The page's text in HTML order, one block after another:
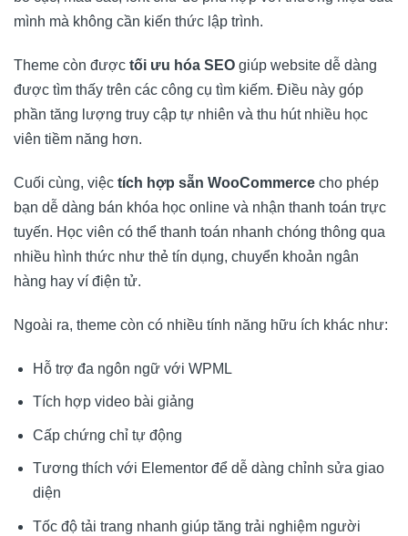
mình mà không cần kiến thức lập trình.
Theme còn được tối ưu hóa SEO giúp website dễ dàng
được tìm thấy trên các công cụ tìm kiếm. Điều này góp
phần tăng lượng truy cập tự nhiên và thu hút nhiều học
viên tiềm năng hơn.
Cuối cùng, việc tích hợp sẵn WooCommerce cho phép
bạn dễ dàng bán khóa học online và nhận thanh toán trực
tuyến. Học viên có thể thanh toán nhanh chóng thông qua
nhiều hình thức như thẻ tín dụng, chuyển khoản ngân
hàng hay ví điện tử.
Ngoài ra, theme còn có nhiều tính năng hữu ích khác như:
Hỗ trợ đa ngôn ngữ với WPML
Tích hợp video bài giảng
Cấp chứng chỉ tự động
Tương thích với Elementor để dễ dàng chỉnh sửa giao
diện
Tốc độ tải trang nhanh giúp tăng trải nghiệm người